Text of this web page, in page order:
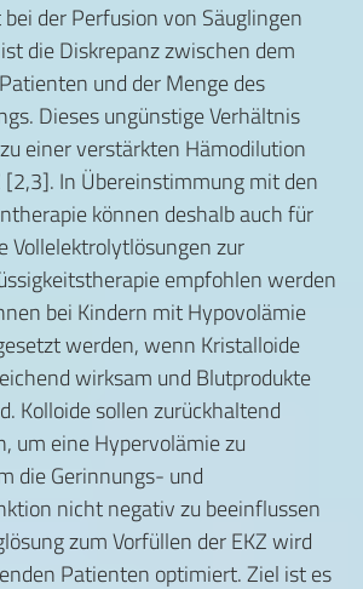
der Perfusion von Säuglingen
die Diskrepanz zwischen dem
und der Menge des
Dieses ungünstige Verhältnis
einer verstärkten Hämodilution
[2,3]. In Übereinstimmung mit den
können deshalb auch für
Vollelektrolytlösungen zur
empfohlen werden
bei Kindern mit Hypovolämie
werden, wenn Kristalloide
wirksam und Blutprodukte
Kolloide sollen zurückhaltend
um eine Hypervolämie zu
die Gerinnungs- und
nicht negativ zu beeinflussen
zum Vorfüllen der EKZ wird
Patienten optimiert. Ziel ist es